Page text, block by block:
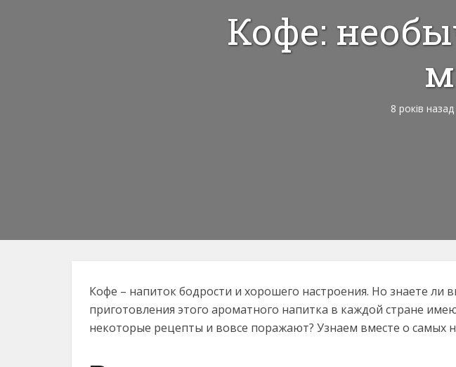
Кофе:
8 років назад
Кофе – напиток бодрости и хорошего настроения. Но знаете ли
приготовления этого ароматного напитка в каждой стране
некоторые рецепты и вовсе поражают? Узнаем вместе о самых